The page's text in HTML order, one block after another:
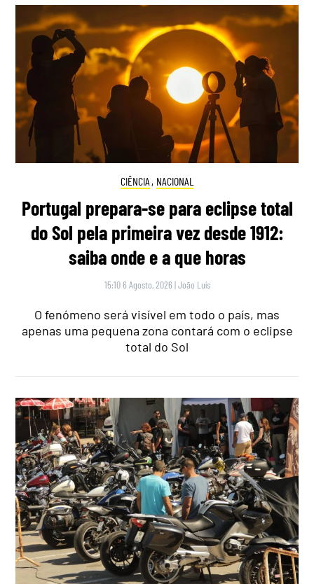
CIÊNCIA , NACIONAL
Portugal prepara-se para eclipse total
do Sol pela primeira vez desde 1912:
saiba onde e a que horas
15:10 6 Agosto, 2026 |João Luís
O fenómeno será visível em todo o país, mas
apenas uma pequena zona contará com o eclipse
total do Sol